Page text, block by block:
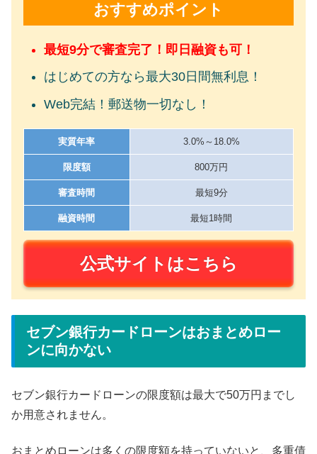
おすすめポイント
最短9分で審査完了！即日融資も可！
はじめての方なら最大30日間無利息！
Web完結！郵送物一切なし！
実質年率 3.0%～18.0%
限度額 800万円
審査時間 最短9分
融資時間 最短1時間
公式サイトはこちら
セブン銀行カードローンはおまとめロー
ンに向かない
セブン銀行カードローンの限度額は最大で50万円までし
か用意されません。
おまとめローンは多くの限度額を持っていないと、多重債